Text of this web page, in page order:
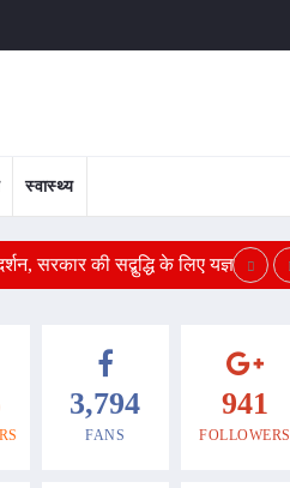
स्वास्थ्य
सरकार की सद्बुद्धि के लिए यज्ञ
3,794
FANS
941
FOLLOWERS